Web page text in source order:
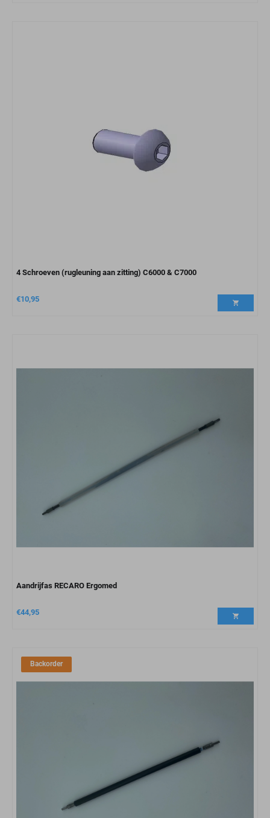
4 Schroeven (rugleuning aan zitting) C6000 & C7000
€10,95
Aandrijfas RECARO Ergomed
€44,95
Backorder